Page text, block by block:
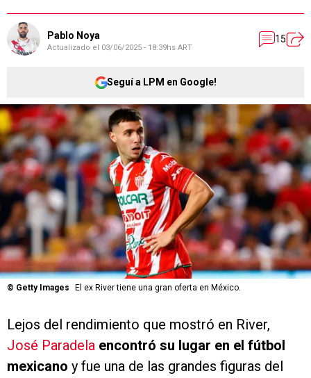
Pablo Noya
Actualizado el 03/06/2025 - 18:39hs ART
15
Seguí a LPM en Google!
© Getty Images El ex River tiene una gran oferta en México.
Lejos del rendimiento que mostró en River,
José Paradela encontró su lugar en el fútbol
mexicano y fue una de las grandes figuras del